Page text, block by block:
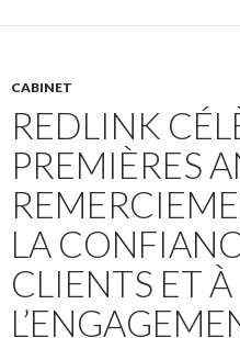
CABINET
REDLINK
PREMIÈRES
LA
CLIENTS ET À